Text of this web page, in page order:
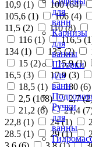
для
ванн
Карнизы
для
ванны
Шторки
для
ванн
Ручки
для
ванны
10,9 (1) 100 (64)
105,6 (1) 106 (4)
11,5 (2) 110 (8)
116 (1) 116,5 (1
134 (1) 135 (2)
15 (2) 15,9 (1)
16,5 (3) 17,9 (3)
18,5 (1) 180 (6)
2,5 (108) 2,7 (2
21,2 (6) 21,4 (7
22,8 (1) 24 (1)
28.5 (1) 29 (1)